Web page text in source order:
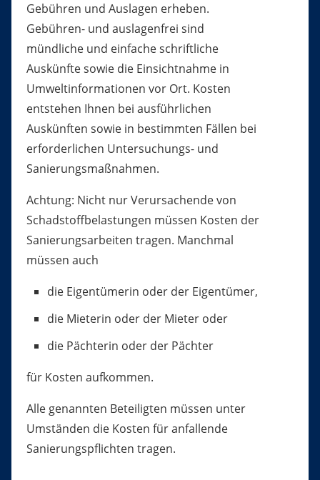
Gebühren und Auslagen erheben.
Gebühren- und auslagenfrei sind
mündliche und einfache schriftliche
Auskünfte sowie die Einsichtnahme in
Umweltinformationen vor Ort. Kosten
entstehen Ihnen bei ausführlichen
Auskünften sowie in bestimmten Fällen bei
erforderlichen Untersuchungs- und
Sanierungsmaßnahmen.
Achtung: Nicht nur Verursachende von
Schadstoffbelastungen müssen Kosten der
Sanierungsarbeiten tragen. Manchmal
müssen auch
die Eigentümerin oder der Eigentümer,
die Mieterin oder der Mieter oder
die Pächterin oder der Pächter
für Kosten aufkommen.
Alle genannten Beteiligten müssen unter
Umständen die Kosten für anfallende
Sanierungspflichten tragen.